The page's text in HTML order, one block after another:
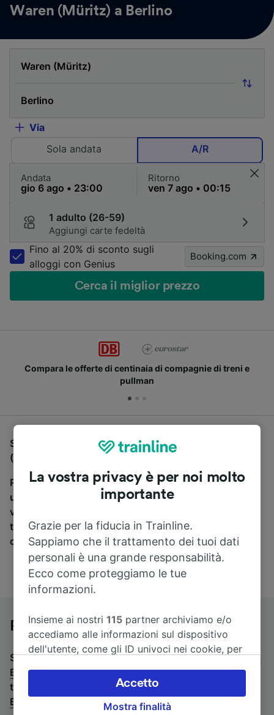
Waren (Müritz) a Berlino
Via
Sola andata
A/R
Andata Ritorno
1 adulto (26-59)
Aggiungi carte fedeltà
Fino al 20% di sconto sugli
alloggi con Genius
Booking.com
Cerca il miglior prezzo
Compara le offerte di centinaia di compagnie di treni e
pullman
Se stai cercando un pullman per viaggiare da Waren
(Müritz) a Berlino, sei nel posto giusto.
Per trovare i biglietti dei pullman, è sufficiente avviare
una ricerca in alto, e compareremo i tempi e i costi del
viaggio in treno e in pullman. Con Trainline puoi
trovare i biglietti per viaggiare con oltre 170
compagnie ferroviarie e dei pullman.
Pullman da Waren (Müritz) a Berlino
Stai cercando un viaggio di ritorno? Vai supullman da
Berlino a Waren (Müritz).Se preferisci prendere il
treno, consulta la paginatreni da Waren (Müritz) a
Berlino
La vostra privacy è per noi molto
importante
Grazie per la fiducia in Trainline.
Sappiamo che il trattamento dei tuoi dati
personali è una grande responsabilità.
Ecco come proteggiamo le tue
informazioni.
Insieme ai nostri115 partner archiviamo e/o
accediamo alle informazioni sul dispositivo
dell'utente, come gli ID univoci nei cookie, per
accettare o gestire le proprie scelte facendo
clic di seguito, tra cui il proprio diritto di
opporsi sulla base di un interesse legittimo o
Mostra finalità
Accetto